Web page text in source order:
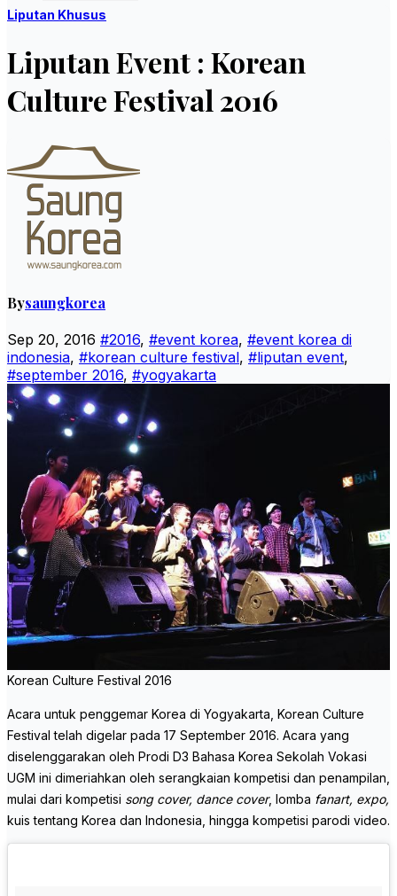
Liputan Khusus
Liputan Event : Korean
Culture Festival 2016
Bysaungkorea
Sep 20, 2016 #2016, #event korea, #event korea di
indonesia, #korean culture festival, #liputan event,
#september 2016, #yogyakarta
Korean Culture Festival 2016
Acara untuk penggemar Korea di Yogyakarta, Korean Culture
Festival telah digelar pada 17 September 2016. Acara yang
diselenggarakan oleh Prodi D3 Bahasa Korea Sekolah Vokasi
UGM ini dimeriahkan oleh serangkaian kompetisi dan penampilan,
mulai dari kompetisi song cover, dance cover, lomba fanart, expo,
kuis tentang Korea dan Indonesia, hingga kompetisi parodi video.